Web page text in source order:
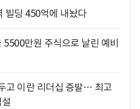
빌딩 450억에 내놨다
만원 주식으로 날린 예비
고 이란 리더십 증발… 최고